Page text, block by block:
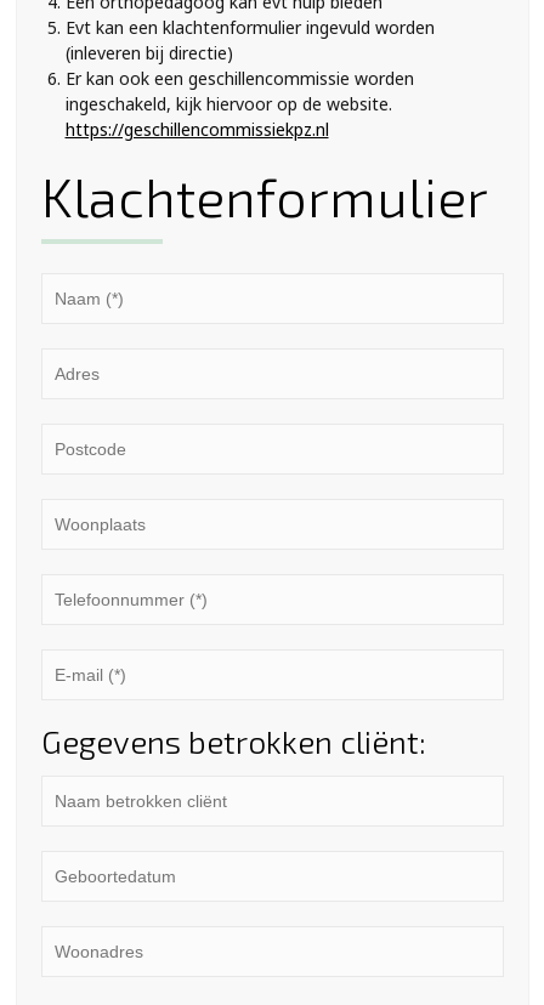
Evt kan een klachtenformulier ingevuld worden
(inleveren bij directie)
Er kan ook een geschillencommissie worden
ingeschakeld, kijk hiervoor op de website.
https://geschillencommissiekpz.nl
Klachtenformulier
Gegevens betrokken cliënt: